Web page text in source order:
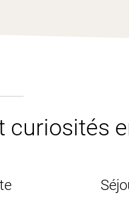
curiosités